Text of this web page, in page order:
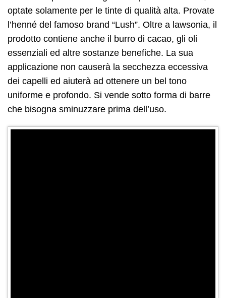
optate solamente per le tinte di qualità alta. Provate
l’henné del famoso brand “Lush”. Oltre a lawsonia, il
prodotto contiene anche il burro di cacao, gli oli
essenziali ed altre sostanze benefiche. La sua
applicazione non causerà la secchezza eccessiva
dei capelli ed aiuterà ad ottenere un bel tono
uniforme e profondo. Si vende sotto forma di barre
che bisogna sminuzzare prima dell’uso.